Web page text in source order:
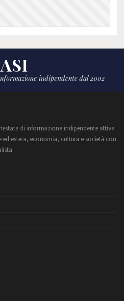
ASI
indipendente dal 2002
di informazione indipendente attiva
estera, economia, cultura e società con